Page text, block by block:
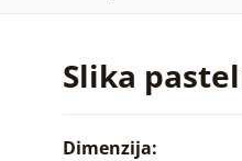
Slika
Dimenzija: